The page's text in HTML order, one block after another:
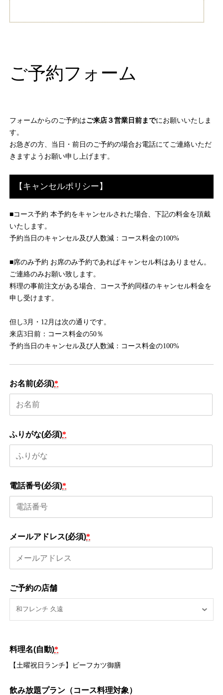
ご予約フォーム
フォームからのご予約はご来店３営業日前までにお願いいたしま
す。
お急ぎの方、当日・前日のご予約の場合お電話にてご連絡いただ
きますようお願い申し上げます。
【キャンセルポリシー】
■コース予約 本予約をキャンセルされた場合、下記の料金を頂戴
いたします。
予約当日のキャンセル及び人数減：コース料金の100%
■席のみ予約 お席のみ予約であればキャンセル料はありません。
ご連絡のみお願い致します。
料理の事前注文がある場合、コース予約同様のキャンセル料金を
申し受けます。
但し3月・12月は次の通りです。
来店3日前：コース料金の50％
予約当日のキャンセル及び人数減：コース料金の100%
お名前(必須)*
ふりがな(必須)*
電話番号(必須)*
メールアドレス(必須)*
ご予約の店舗
料理名(自動)*
【土曜祝日ランチ】ビーフカツ御膳
飲み放題プラン（コース料理対象）